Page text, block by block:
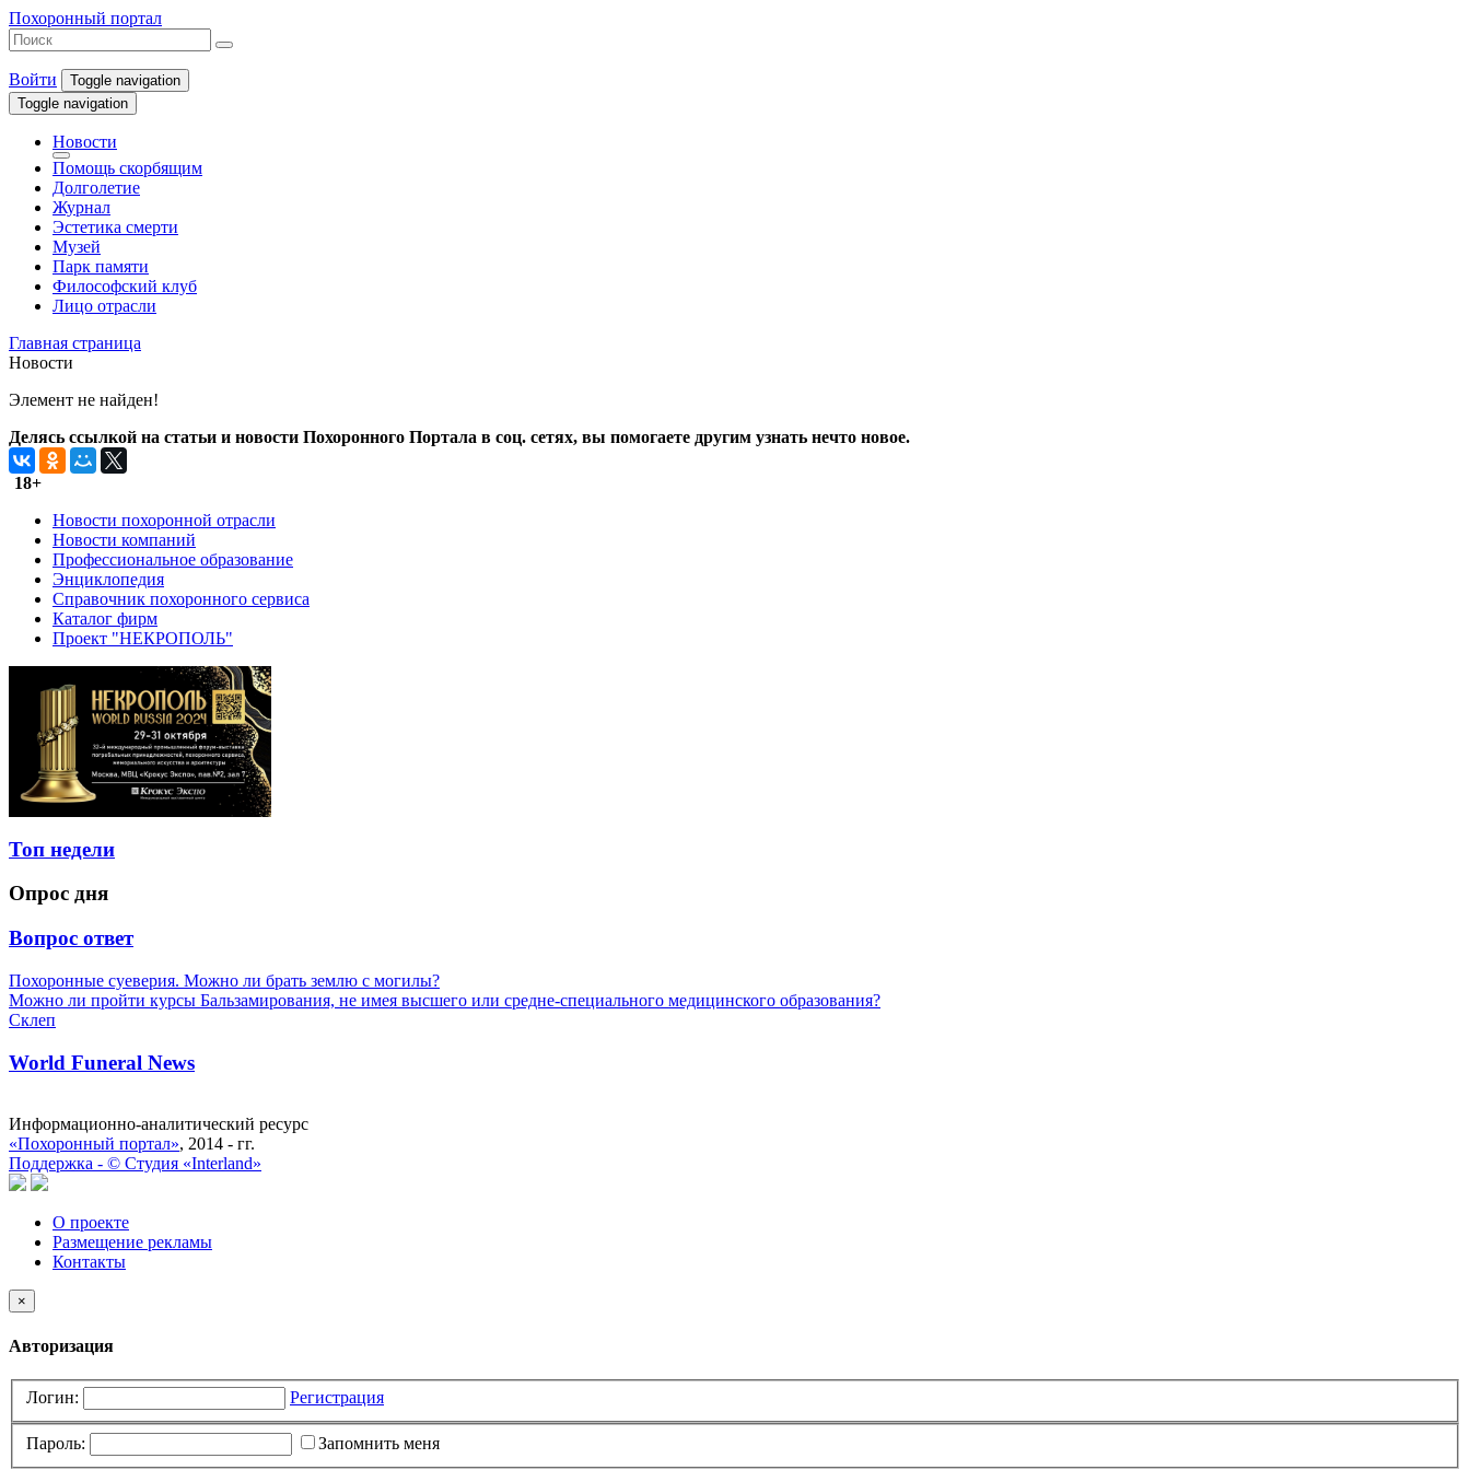
Похоронный портал
Войти
Toggle navigation
Toggle navigation
Новости
Помощь скорбящим
Долголетие
Журнал
Эстетика смерти
Музей
Парк памяти
Философский клуб
Лицо отрасли
Главная страница
Новости
Элемент не найден!
Делясь ссылкой на статьи и новости Похоронного Портала в соц. сетях, вы помогаете другим узнать нечто новое.
18+
Новости похоронной отрасли
Новости компаний
Профессиональное образование
Энциклопедия
Справочник похоронного сервиса
Каталог фирм
Проект "НЕКРОПОЛЬ"
Топ недели
Опрос дня
Вопрос ответ
Похоронные суеверия. Можно ли брать землю с могилы?
Можно ли пройти курсы Бальзамирования, не имея высшего или средне-специального медицинского образования?
Склеп
World Funeral News
Информационно-аналитический ресурс
«Похоронный портал», 2014 - гг.
Поддержка - © Cтудия «Interland»
О проекте
Размещение рекламы
Контакты
×
Авторизация
Логин: Регистрация
Пароль:
Запомнить меня